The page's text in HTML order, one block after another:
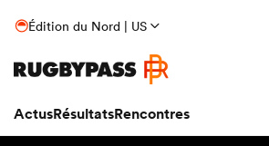
Édition du Nord | US
ActusRésultatsRencontres